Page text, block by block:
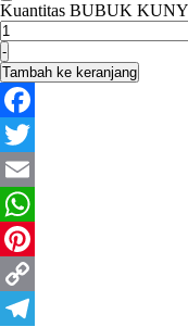
Kuantitas BUBUK
-
Tambah ke keranjang
Facebook
Twitter
Email
WhatsApp
Pinterest
Copy